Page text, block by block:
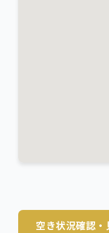
空き状況確認・